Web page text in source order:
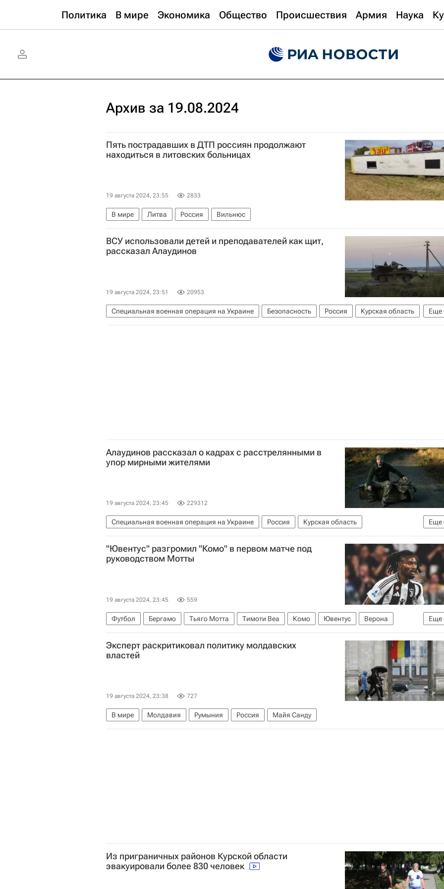
Политика В мире Экономика Общество Происшествия Армия Наука
Архив за 19.08.2024
Пять пострадавших в ДТП россиян продолжают
находиться в литовских больницах
19 августа 2024, 23:55 2833
В мире Литва Россия Вильнюс
ВСУ использовали детей и преподавателей как щит,
рассказал Алаудинов
19 августа 2024, 23:51 20953
Еще
Специальная военная операция на Украине Безопасность Россия
Курская область
Брянская область
Владимир Путин Апти Алаудинов
Валерий Герасимов
Алаудинов рассказал о кадрах с расстрелянными в
упор мирными жителями
19 августа 2024, 23:45 229312
Еще
Специальная военная операция на Украине Россия
Курская область
Брянская область
Владимир Путин Апти Алаудинов
Валерий Герасимов
Вооруженные силы Украины
В мире
"Ювентус" разгромил "Комо" в первом матче под
руководством Мотты
19 августа 2024, 23:45 559
Еще
Футбол Бергамо Тьяго Мотта Тимоти Веа Комо Ювентус
Верона
Серия А 2026-2027 (Чемпионат Италии по футболу)
Эксперт раскритиковал политику молдавских
властей
19 августа 2024, 23:38 727
В мире Молдавия Румыния Россия Майя Санду
Из приграничных районов Курской области
эвакуировали более 830 человек